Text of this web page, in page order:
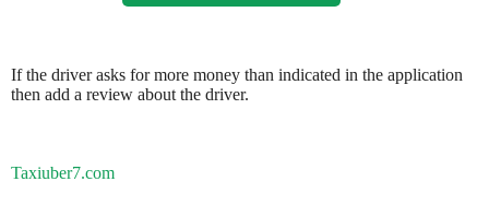
If the driver asks for more money than indicated in the application
then add a review about the driver.
Taxiuber7.com